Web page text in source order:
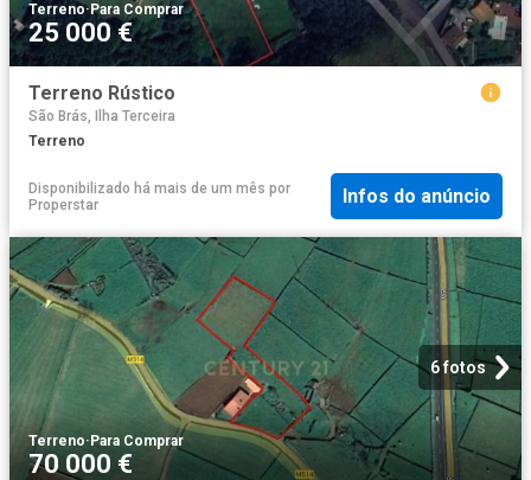
Terreno·Para Comprar
25 000 €
Terreno Rústico
São Brás, Ilha Terceira
Terreno
Disponibilizado há mais de um mês por
Properstar
Infos do anúncio
6 fotos
Terreno·Para Comprar
70 000 €